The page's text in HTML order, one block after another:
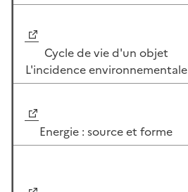
Cycle de vie d'un objet
L'incidence environnementale
Energie : source et forme